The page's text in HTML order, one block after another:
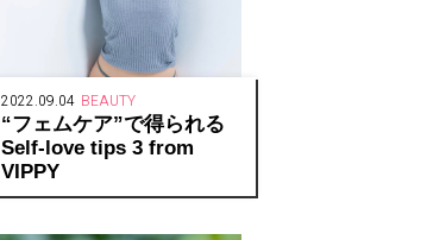
2022.09.04 BEAUTY
“フェムケア”で得られる
Self-love tips 3 from
VIPPY